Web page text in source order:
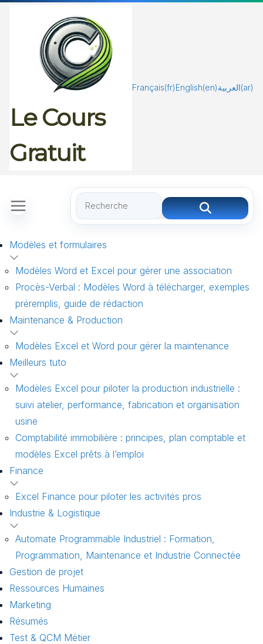
Le Cours
Gratuit
Français(fr) English(en)العربية(ar)
Modèles et formulaires
Modèles Word et Excel pour gérer une association
Procès-Verbal : Modèles Word à télécharger, exemples
préremplis, guide de rédaction
Maintenance & Production
Modèles Excel et Word pour gérer la maintenance
Meilleurs tuto
Modèles Excel pour piloter la production industrielle :
suivi atelier, performance, fabrication et organisation
usine
Comptabilité immobilière : principes, plan comptable et
modèles Excel prêts à l’emploi
Finance
Excel Finance pour piloter les activités pros
Industrie & Logistique
Automate Programmable Industriel : Formation,
Programmation, Maintenance et Industrie Connectée
Gestion de projet
Ressources Humaines
Marketing
Résumés
Test & QCM Métier